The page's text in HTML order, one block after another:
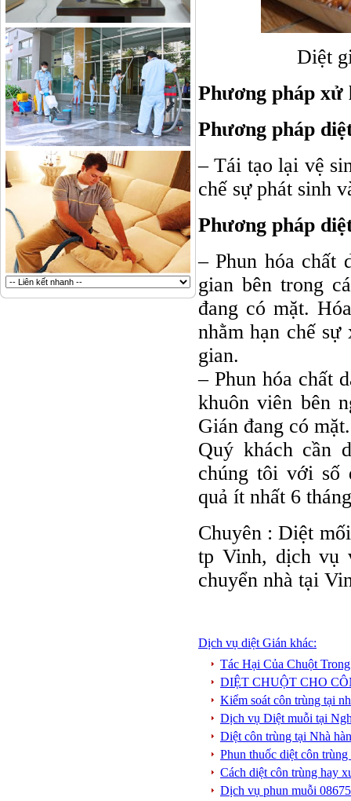
Diệt
Phương pháp
Phương pháp
– Tái tạo lại vệ
chế sự phát sinh
Phương pháp
– Phun hóa chất
gian bên trong
đang có mặt.
nhằm hạn chế
gian.
– Phun hóa chất
khuôn viên bên
Gián đang có mặt.
Quý khách cần
chúng tôi với số
quả ít nhất 6
Chuyên : Diệt
tp Vinh, dịch vụ
chuyển nhà tại
Dịch vụ diệt Gián khác:
Tác Hại Của Chuột
DIỆT CHUỘT CHO
Kiểm soát côn trùng tại
Dịch vụ Diệt muỗi tại
Diệt côn trùng tại Nhà
Phun thuốc diệt côn
Cách diệt côn trùng hay
Dịch vụ phun muỗi